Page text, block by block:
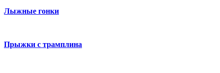
Лыжные гонки
Прыжки с трамплина